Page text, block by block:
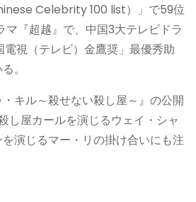
Celebrity 100 list）」で59位
マ『超越』で、中国3大テレビドラ
電視（テレビ）金鷹奨」最優秀助
。
・キル～殺せない殺し屋～』の公開
し屋カールを演じるウェイ・シャ
演じるマー・リの掛け合いにも注